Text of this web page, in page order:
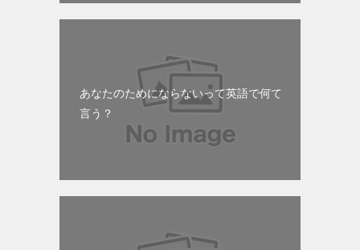
あなたのためにならないって英語で何て
言う？